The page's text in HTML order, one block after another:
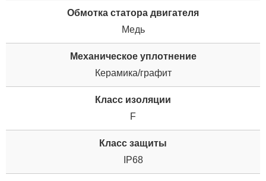
Обмотка статора двигателя
Медь
Механическое уплотнение
Керамика/графит
Класс изоляции
F
Класс защиты
IP68